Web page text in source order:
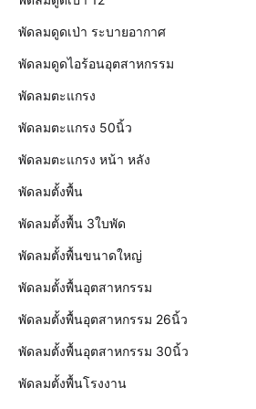
พัดลมดูดเป่า ระบายอากาศ
พัดลมดูดไอร้อนอุตสาหกรรม
พัดลมตะแกรง
พัดลมตะแกรง 50นิ้ว
พัดลมตะแกรง หน้า หลัง
พัดลมตั้งพื้น
พัดลมตั้งพื้น 3ใบพัด
พัดลมตั้งพื้นขนาดใหญ่
พัดลมตั้งพื้นอุตสาหกรรม
พัดลมตั้งพื้นอุตสาหกรรม 26นิ้ว
พัดลมตั้งพื้นอุตสาหกรรม 30นิ้ว
พัดลมตั้งพื้นโรงงาน